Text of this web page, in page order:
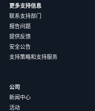
更多支持信息
联系支持部门
报告问题
提供反馈
安全公告
支持策略和支持服务
公司
新闻中心
活动